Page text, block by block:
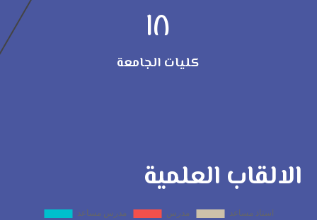
١٨
كليات الجامعة
الالقاب العلمية